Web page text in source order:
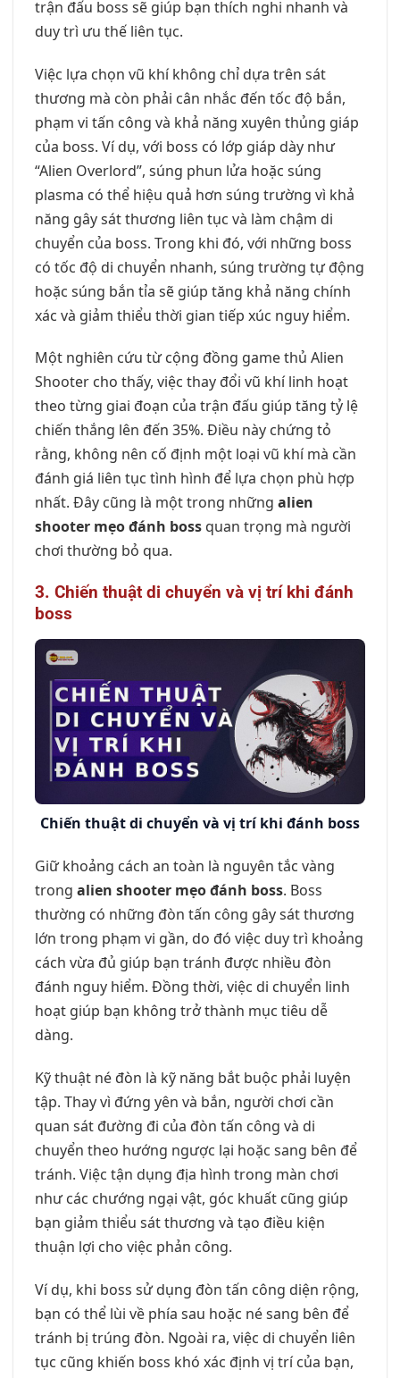
trận đấu boss sẽ giúp bạn thích nghi nhanh và
duy trì ưu thế liên tục.
Việc lựa chọn vũ khí không chỉ dựa trên sát
thương mà còn phải cân nhắc đến tốc độ bắn,
phạm vi tấn công và khả năng xuyên thủng giáp
của boss. Ví dụ, với boss có lớp giáp dày như
“Alien Overlord”, súng phun lửa hoặc súng
plasma có thể hiệu quả hơn súng trường vì khả
năng gây sát thương liên tục và làm chậm di
chuyển của boss. Trong khi đó, với những boss
có tốc độ di chuyển nhanh, súng trường tự động
hoặc súng bắn tỉa sẽ giúp tăng khả năng chính
xác và giảm thiểu thời gian tiếp xúc nguy hiểm.
Một nghiên cứu từ cộng đồng game thủ Alien
Shooter cho thấy, việc thay đổi vũ khí linh hoạt
theo từng giai đoạn của trận đấu giúp tăng tỷ lệ
chiến thắng lên đến 35%. Điều này chứng tỏ
rằng, không nên cố định một loại vũ khí mà cần
đánh giá liên tục tình hình để lựa chọn phù hợp
nhất. Đây cũng là một trong những alien
shooter mẹo đánh boss quan trọng mà người
chơi thường bỏ qua.
3. Chiến thuật di chuyển và vị trí khi đánh
boss
Chiến thuật di chuyển và vị trí khi đánh boss
Giữ khoảng cách an toàn là nguyên tắc vàng
trong alien shooter mẹo đánh boss. Boss
thường có những đòn tấn công gây sát thương
lớn trong phạm vi gần, do đó việc duy trì khoảng
cách vừa đủ giúp bạn tránh được nhiều đòn
đánh nguy hiểm. Đồng thời, việc di chuyển linh
hoạt giúp bạn không trở thành mục tiêu dễ
dàng.
Kỹ thuật né đòn là kỹ năng bắt buộc phải luyện
tập. Thay vì đứng yên và bắn, người chơi cần
quan sát đường đi của đòn tấn công và di
chuyển theo hướng ngược lại hoặc sang bên để
tránh. Việc tận dụng địa hình trong màn chơi
như các chướng ngại vật, góc khuất cũng giúp
bạn giảm thiểu sát thương và tạo điều kiện
thuận lợi cho việc phản công.
Ví dụ, khi boss sử dụng đòn tấn công diện rộng,
bạn có thể lùi về phía sau hoặc né sang bên để
tránh bị trúng đòn. Ngoài ra, việc di chuyển liên
tục cũng khiến boss khó xác định vị trí của bạn,